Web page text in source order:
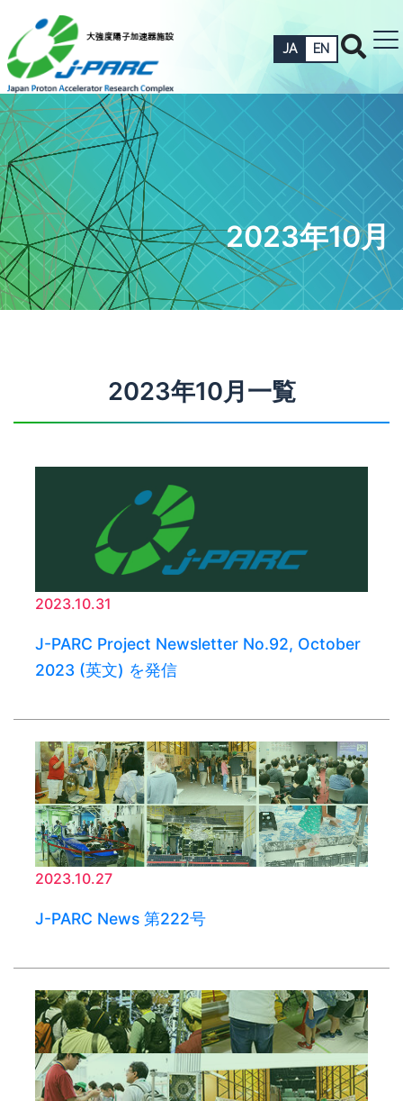
JA EN
2023年10月
2023年10月一覧
2023.10.31
J-PARC Project Newsletter No.92, October
2023 (英文) を発信
2023.10.27
J-PARC News 第222号